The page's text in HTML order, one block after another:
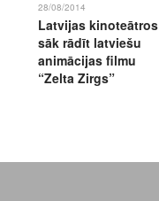
28/08/2014
Latvijas kinoteātros
sāk rādīt latviešu
animācijas filmu
“Zelta Zirgs”